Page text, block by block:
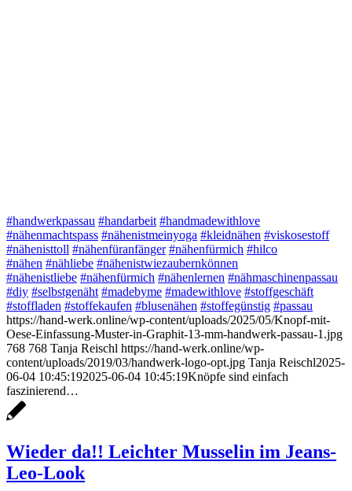
#handwerkpassau #handarbeit #handmadewithlove
#nähenmachtspass #nähenistmeinyoga #kleidnähen #viskosestoff
#nähenisttoll #nähenfüranfänger #nähenfürmich #hilco
#nähen #nähliebe #nähenistwiezaubernkönnen
#nähenistliebe #nähenfürmich #nähenlernen #nähmaschinenpassau
#diy #selbstgenäht #madebyme #madewithlove #stoffgeschäft
#stoffladen #stoffekaufen #blusenähen #stoffegünstig #passau
https://hand-werk.online/wp-content/uploads/2025/05/Knopf-mit-
Oese-Einfassung-Muster-in-Graphit-13-mm-handwerk-passau-1.jpg
768 768 Tanja Reischl https://hand-werk.online/wp-
content/uploads/2019/03/handwerk-logo-opt.jpg Tanja Reischl2025-
06-04 10:45:192025-06-04 10:45:19Knöpfe sind einfach
faszinierend…
Wieder da!! Leichter Musselin im Jeans-
Leo-Look